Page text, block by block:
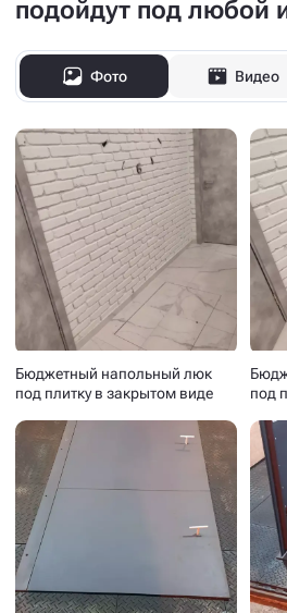
подойдут под любой
Фото Видео
Бюджетный напольный люк
под плитку в закрытом виде
под